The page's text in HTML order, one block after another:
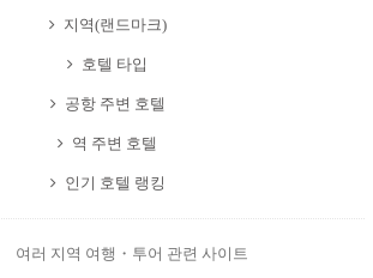
지역(랜드마크)
호텔 타입
공항 주변 호텔
역 주변 호텔
인기 호텔 랭킹
여러 지역 여행・투어 관련 사이트